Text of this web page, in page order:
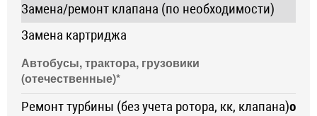
Замена/ремонт клапана (по необходимости)
Замена картриджа
Автобусы, трактора, грузовики
(отечественные)*
Ремонт турбины (без учета ротора, кк, клапана)от 4